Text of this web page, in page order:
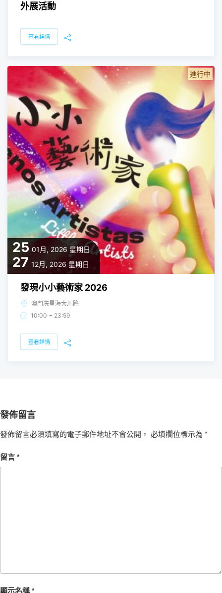
外展活動
查看詳情
25 01月, 2026 星期日
27 12月, 2026 星期日
進行中
發現小小藝術家 2026
澳門冼星海大馬路
10:00 - 23:59
查看詳情
發佈留言
發佈留言必須填寫的電子郵件地址不會公開。 必填欄位標示為 *
留言*
顯示名稱*